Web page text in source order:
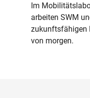
Im
arbeiten SWM
zukunftsfähigen
von morgen.